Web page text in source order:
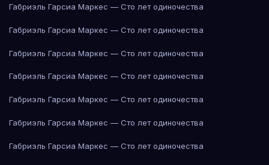
Габриэль Гарсиа Маркес — Сто лет одиночества
Габриэль Гарсиа Маркес — Сто лет одиночества
Габриэль Гарсиа Маркес — Сто лет одиночества
Габриэль Гарсиа Маркес — Сто лет одиночества
Габриэль Гарсиа Маркес — Сто лет одиночества
Габриэль Гарсиа Маркес — Сто лет одиночества
Габриэль Гарсиа Маркес — Сто лет одиночества